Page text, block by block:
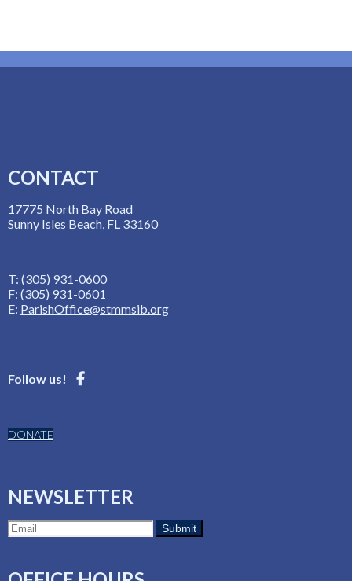
CONTACT
17775 North Bay Road
Sunny Isles Beach, FL 33160
T: (305) 931-0600
F: (305) 931-0601
E: ParishOffice@stmmsib.org
Follow us!
DONATE
NEWSLETTER